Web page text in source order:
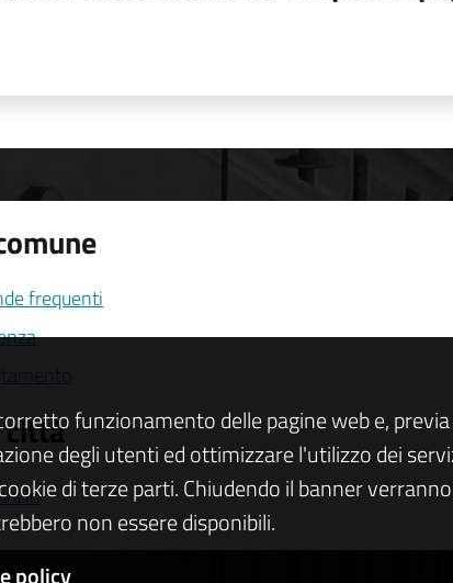
frequenti
città funzionamento delle pagine web e,
degli utenti ed ottimizzare l'utilizzo dei
di terze parti. Chiudendo il banner
non essere disponibili.
policy